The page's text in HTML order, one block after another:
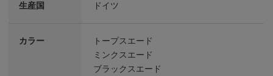
生産国 ドイツ
カラー
トープスエード
ミンクスエード
ブラックスエード